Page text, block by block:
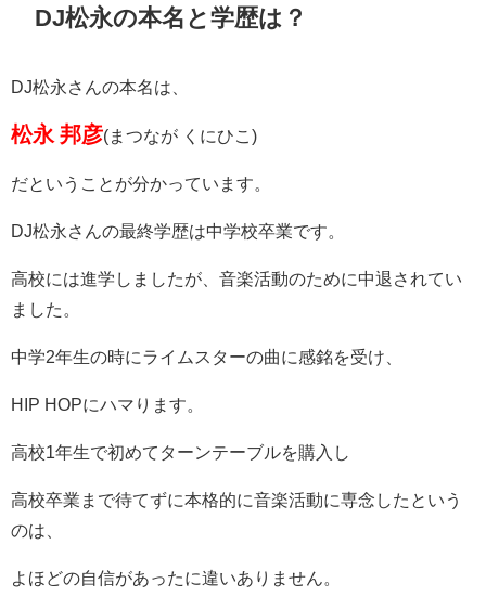
DJ松永の本名と学歴は？
DJ松永さんの本名は、
松永 邦彦(まつなが くにひこ)
だということが分かっています。
DJ松永さんの最終学歴は中学校卒業です。
高校には進学しましたが、音楽活動のために中退されてい
ました。
中学2年生の時にライムスターの曲に感銘を受け、
HIP HOPにハマります。
高校1年生で初めてターンテーブルを購入し
高校卒業まで待てずに本格的に音楽活動に専念したという
のは、
よほどの自信があったに違いありません。